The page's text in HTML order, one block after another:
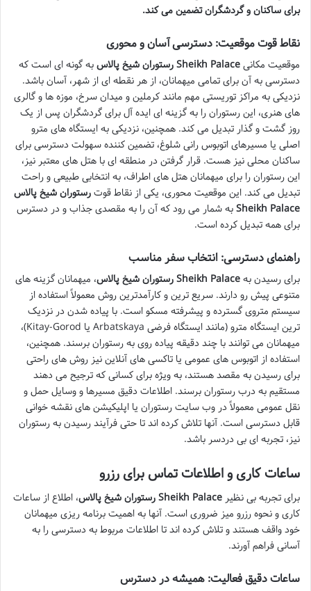
برای ساکنان و گردشگران تضمین می کند.
نقاط قوت موقعیت: دسترسی آسان و محوری
موقعیت مکانیرستوران شیخ پالاس Sheikh Palace
به گونه ای است که
دسترسی به آن برای تمامی میهمانان، از هر نقطه ای از شهر، آسان باشد.
نزدیکی به مراکز توریستی مهم مانند کرملین و میدان سرخ، موزه ها و گالری
های هنری، این رستوران را به گزینه ای ایده آل برای گردشگران پس از یک
روز گشت و گذار تبدیل می کند. همچنین، نزدیکی به ایستگاه های مترو
اصلی یا مسیرهای اتوبوس رانی شلوغ، تضمین کننده سهولت دسترسی برای
ساکنان محلی نیز هست. قرار گرفتن در منطقه ای با هتل های معتبر نیز،
این رستوران را برای میهمانان هتل های اطراف، به انتخابی طبیعی و راحت
تبدیل می کند. این موقعیت محوری، یکی از نقاط قوترستوران شیخ پالاس
Sheikh Palaceبه شمار می رود که آن را به مقصدی جذاب و در دسترس
برای همه تبدیل کرده است.
راهنمای دسترسی: انتخاب سفر مناسب
برای رسیدن بهرستوران شیخ پالاس Sheikh Palace
، میهمانان گزینه های
متنوعی پیش رو دارند. سریع ترین و کارآمدترین روش معمولاً استفاده از
سیستم متروی گسترده و پیشرفته مسکو است. با پیاده شدن در نزدیک
ترین ایستگاه مترو (مانند ایستگاه فرضی Arbatskaya یا Kitay-Gorod)،
میهمانان می توانند با چند دقیقه پیاده روی به رستوران برسند. همچنین،
استفاده از اتوبوس های عمومی یا تاکسی های آنلاین نیز روش های راحتی
برای رسیدن به مقصد هستند، به ویژه برای کسانی که ترجیح می دهند
مستقیم به درب رستوران برسند. اطلاعات دقیق مسیرها و وسایل حمل و
نقل عمومی معمولاً در وب سایت رستوران یا اپلیکیشن های نقشه خوانی
قابل دسترسی است. آنها تلاش کرده اند تا حتی فرآیند رسیدن به رستوران
نیز، تجربه ای بی دردسر باشد.
ساعات کاری و اطلاعات تماس برای رزرو
برای تجربه بی نظیر رستوران شیخ پالاس Sheikh Palace
، اطلاع از ساعات
کاری و نحوه رزرو میز ضروری است. آنها به اهمیت برنامه ریزی میهمانان
خود واقف هستند و تلاش کرده اند تا اطلاعات مربوط به دسترسی را به
آسانی فراهم آورند.
ساعات دقیق فعالیت: همیشه در دسترس